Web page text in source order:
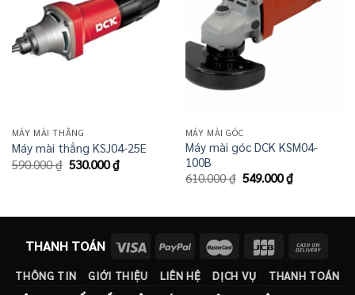
MÁY MÀI THẲNG
Máy mài thẳng KSJ04-25E
590.000₫ Giá
530.000₫Giá
MÁY MÀI GÓC
Máy mài góc DCK KSM04-
100B
610.000₫ Giá
610.000 ₫.
549.000₫Giá
là:
THANH TOÁN
THÔNG TIN GIỚI THIỆU LIÊN HỆ DỊCH VỤ THANH TOÁN